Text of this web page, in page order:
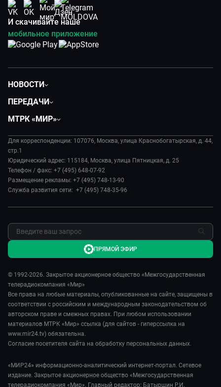
И скачивайте наше
мобильное приложение
НОВОСТИ
Экономика
Происшествия
Культура
ПЕРЕДАЧИ
Евразия. Культурно
Евразия. Регионы
Наши иностранцы
Пять причин поехать в...
Я – волонтер
МТРК «МИР»
История
Руководство
Новости
Пресса о нас
Обратная связь
Для корреспонденции: 107076, Москва, улица Краснобогатырская, д. 44,
стр.1
Юридический адрес: 115184, Москва, улица Пятницкая, д. 25
Телефон / факс: +7 (495) 648-07-92
Размещение рекламы: +7 (495) 748-13-90
Служба развития сети: +7 (495) 748-35-96
© 1992-2026. Закрытое акционерное общество «Межгосударственная
телерадиокомпания «Мир»
Все права на любые материалы, опубликованные на сайте, защищены в
соответствии с российским и международным законодательством об
авторском праве и смежных правах. При любом использовании
материалов МТРК «Мир» ссылка (для сайтов - гиперссылка на
www.mir24.tv) обязательна.
Согласие посетителя сайта на обработку персональных данных.
«МИР24» информационно-аналитический интернет-портал. Сетевое
издание. Закрытое акционерное общество «Межгосударственная
телерадиокомпания «Мир». Главный редактор: Батыршин Р.И.
ПРЯМОЙ ЭФИР